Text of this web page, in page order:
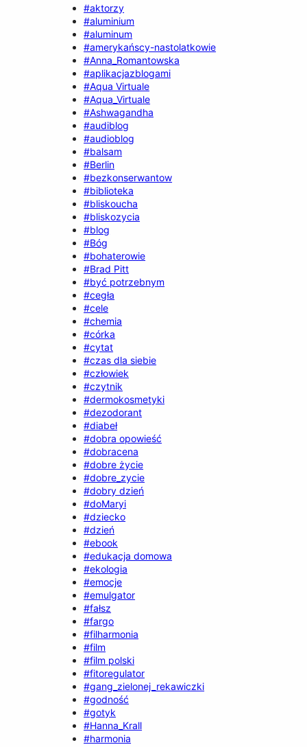
#aktorzy
#aluminium
#aluminum
#amerykańscy-nastolatkowie
#Anna_Romantowska
#aplikacjazblogami
#Aqua Virtuale
#Aqua_Virtuale
#Ashwagandha
#audiblog
#audioblog
#balsam
#Berlin
#bezkonserwantow
#biblioteka
#bliskoucha
#bliskozycia
#blog
#Bóg
#bohaterowie
#Brad Pitt
#być potrzebnym
#cegła
#cele
#chemia
#córka
#cytat
#czas dla siebie
#człowiek
#czytnik
#dermokosmetyki
#dezodorant
#diabeł
#dobra opowieść
#dobracena
#dobre życie
#dobre_zycie
#dobry dzień
#doMaryi
#dziecko
#dzień
#ebook
#edukacja domowa
#ekologia
#emocje
#emulgator
#fałsz
#fargo
#filharmonia
#film
#film polski
#fitoregulator
#gang_zielonej_rekawiczki
#godność
#gotyk
#Hanna_Krall
#harmonia